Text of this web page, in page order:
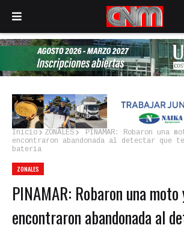
Inicio ZONALES
PINAMAR: Robaron una
encontraron abandonada al detectar que
batería
ZONALES
PINAMAR: Robaron una
encontraron abandonada al